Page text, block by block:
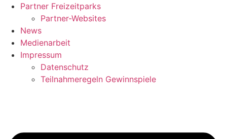
Partner Freizeitparks
Partner-Websites
News
Medienarbeit
Impressum
Datenschutz
Teilnahmeregeln Gewinnspiele